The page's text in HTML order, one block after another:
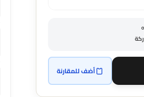
أضف للمقارنة